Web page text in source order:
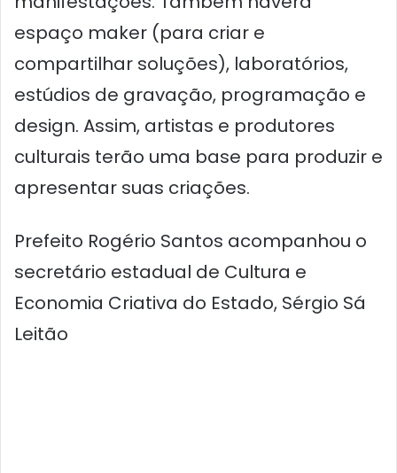
espaço maker (para criar e
compartilhar soluções), laboratórios,
estúdios de gravação, programação e
design. Assim, artistas e produtores
culturais terão uma base para produzir e
apresentar suas criações.
Prefeito Rogério Santos acompanhou o
secretário estadual de Cultura e
Economia Criativa do Estado, Sérgio Sá
Leitão